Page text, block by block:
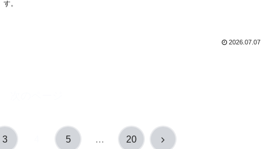
す。
2026.07.07
3 5 … 20 次